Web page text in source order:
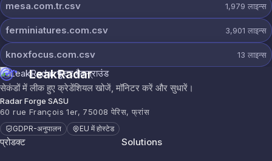
mesa.com.tr.csv 1,979 लाइन्स
ferminiatures.com.csv 3,901 लाइन्स
knoxfocus.com.csv 13 लाइन्स
LeakRadar
सेकंडों में लीक हुए क्रेडेंशियल खोजें, मॉनिटर करें और सुधारें।
Radar Forge SASU
60 rue François 1er, 75008 पेरिस, फ्रांस
GDPR-अनुपालन EU में होस्टेड
प्रोडक्ट Solutions